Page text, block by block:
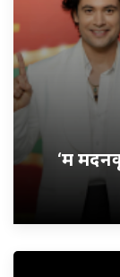
‘म